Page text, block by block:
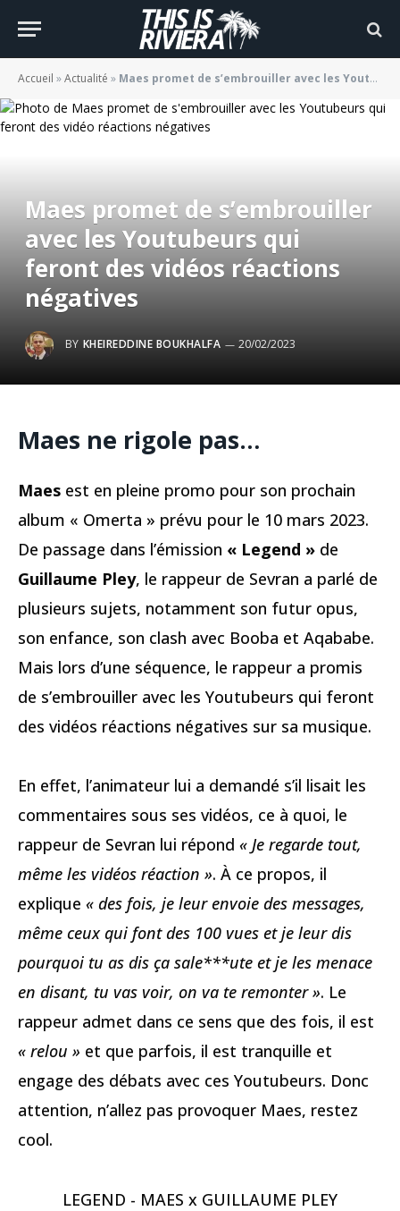
Accueil »Actualité » Maes promet de s’embrouiller avec les Youtubeurs qui feront des vidéos réactions négatives
Maes promet de s’embrouiller
avec les Youtubeurs qui
feront des vidéos réactions
négatives
BY KHEIREDDINE BOUKHALFA 20/02/2023
Maes ne rigole pas…
Maes est en pleine promo pour son prochain
album « Omerta » prévu pour le 10 mars 2023.
De passage dans l’émission « Legend » de
Guillaume Pley, le rappeur de Sevran a parlé de
plusieurs sujets, notamment son futur opus,
son enfance, son clash avec Booba et Aqababe.
Mais lors d’une séquence, le rappeur a promis
de s’embrouiller avec les Youtubeurs qui feront
des vidéos réactions négatives sur sa musique.
En effet, l’animateur lui a demandé s’il lisait les
commentaires sous ses vidéos, ce à quoi, le
rappeur de Sevran lui répond « Je regarde tout,
même les vidéos réaction ». À ce propos, il
explique « des fois, je leur envoie des messages,
même ceux qui font des 100 vues et je leur dis
pourquoi tu as dis ça sale***ute et je les menace
en disant, tu vas voir, on va te remonter ». Le
rappeur admet dans ce sens que des fois, il est
« relou » et que parfois, il est tranquille et
engage des débats avec ces Youtubeurs. Donc
attention, n’allez pas provoquer Maes, restez
cool.
LEGEND - MAES x GUILLAUME PLEY